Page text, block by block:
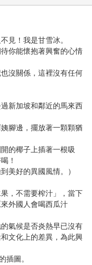
見！我是甘雪冰。
你能懷抱著興奮的心情
沒關係，這裡沒有任何
新加坡和鄰近的馬來西
腳邊，擺放著一顆顆猶
的椰子上插著一根吸
！
美好的異國風情。）
，不需要榨汁」，當下
外國人會喝西瓜汁
氣候是否炎熱早已沒有
文化上的差異，為此興
插圖。